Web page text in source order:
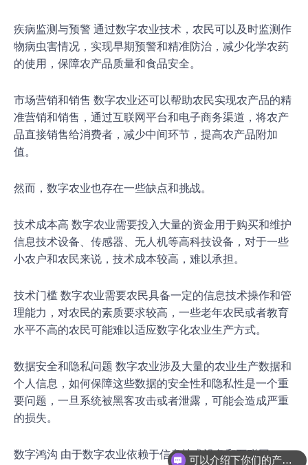
疾病监测与预警 通过数字农业技术，农民可以及时监测作
物病虫害情况，实现早期预警和精准防治，减少化学农药
的使用，保障农产品质量和食品安全。
市场营销和销售 数字农业还可以帮助农民实现农产品的精
准营销和销售，通过互联网平台和电子商务渠道，将农产
品直接销售给消费者，减少中间环节，提高农产品附加
值。
然而，数字农业也存在一些缺点和挑战。
技术成本高 数字农业需要投入大量的资金用于购买和维护
信息技术设备、传感器、无人机等高科技设备，对于一些
小农户和农民来说，技术成本较高，难以承担。
技术门槛 数字农业需要农民具备一定的信息技术操作和管
理能力，对农民的素质要求较高，一些老年农民或者教育
水平不高的农民可能难以适应数字化农业生产方式。
数据安全和隐私问题 数字农业涉及大量的农业生产数据和
个人信息，如何保障这些数据的安全性和隐私性是一个重
要问题，一旦系统被黑客攻击或者泄露，可能会造成严重
的损失。
数字鸿沟 由于数字农业依赖于信息技术设备和互联网，一
可以介绍下你们的产品么